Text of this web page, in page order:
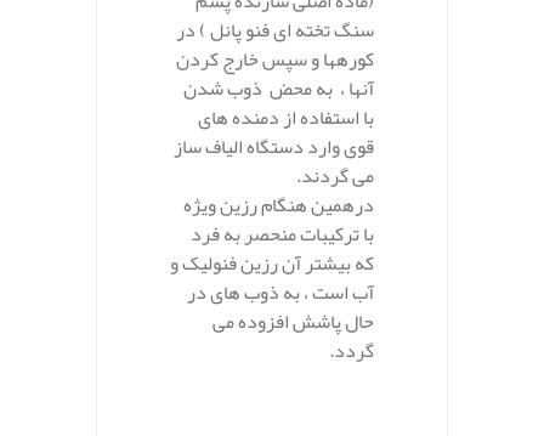
سنگ تخته ای فنو پانل ) در
کورهها و سپس خارج کردن
آنها ، به محض ذوب شدن
با استفاده از دمنده های
قوی وارد دستگاه الیاف ساز
می گردند.
درهمین هنگام رزین ویژه
با ترکیبات منحصر به فرد
که بیشتر آن رزین فنولیک و
آب است ، به ذوب های در
حال پاشش افزوده می
گردد.